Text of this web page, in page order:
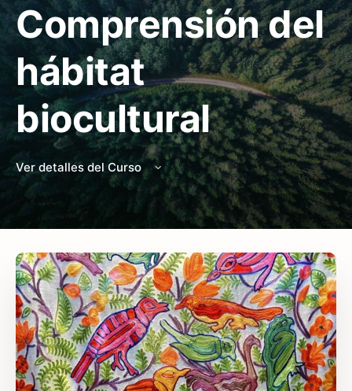
Comprensión del
hábitat
biocultural
Ver detalles del Curso